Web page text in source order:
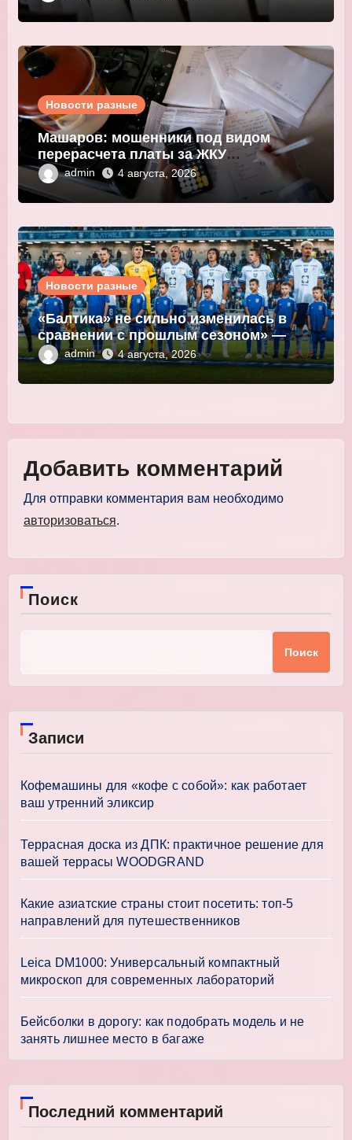
Новости разные
Машаров: мошенники под видом
перерасчета платы за ЖКУ
выманивают персональные данные
admin 4 августа, 2026
Новости разные
«Балтика» не сильно изменилась в
сравнении с прошлым сезоном» —
Морadmin 4 августа, 2026
Добавить комментарий
Для отправки комментария вам необходимо
авторизоваться.
Поиск
Поиск
Записи
Кофемашины для «кофе с собой»: как работает
ваш утренний эликсир
Террасная доска из ДПК: практичное решение для
вашей террасы WOODGRAND
Какие азиатские страны стоит посетить: топ-5
направлений для путешественников
Leica DM1000: Универсальный компактный
микроскоп для современных лабораторий
Бейсболки в дорогу: как подобрать модель и не
занять лишнее место в багаже
Последний комментарий